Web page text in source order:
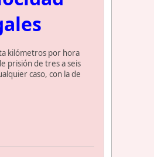
kilómetros por hora
prisión de tres a seis
caso, con la de